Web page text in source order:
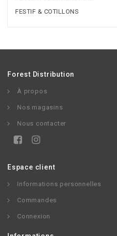
FESTIF & COTILLONS
Forest Distribution
À propos
Nos magasins
Nous contacter
Espace client
Informations personnelles
Commandes
Connexion